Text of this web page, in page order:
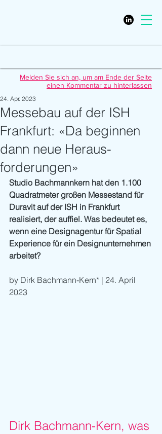
Melden Sie sich an, um am Ende der Seite
einen Kommentar zu hinterlassen
Messebau auf der ISH
Frankfurt: «Da beginnen
dann neue Heraus-
forderungen»
24. Apr. 2023
Studio Bachmannkern hat den 1.100
Quadratmeter großen Messestand für
Duravit auf der ISH in Frankfurt
realisiert, der auffiel. Was bedeutet es,
wenn eine Designagentur für Spatial
Experience für ein Designunternehmen
arbeitet?
by Dirk Bachmann-Kern* | 24. April
2023
Dirk Bachmann-Kern, was